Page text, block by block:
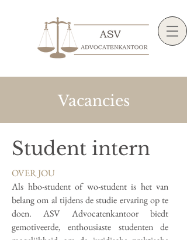
Vacancies
Student intern
OVER JOU
Als hbo-student of wo-student is het van
belang om al tijdens de studie ervaring op te
doen. ASV Advocatenkantoor biedt
gemotiveerde, enthousiaste studenten de